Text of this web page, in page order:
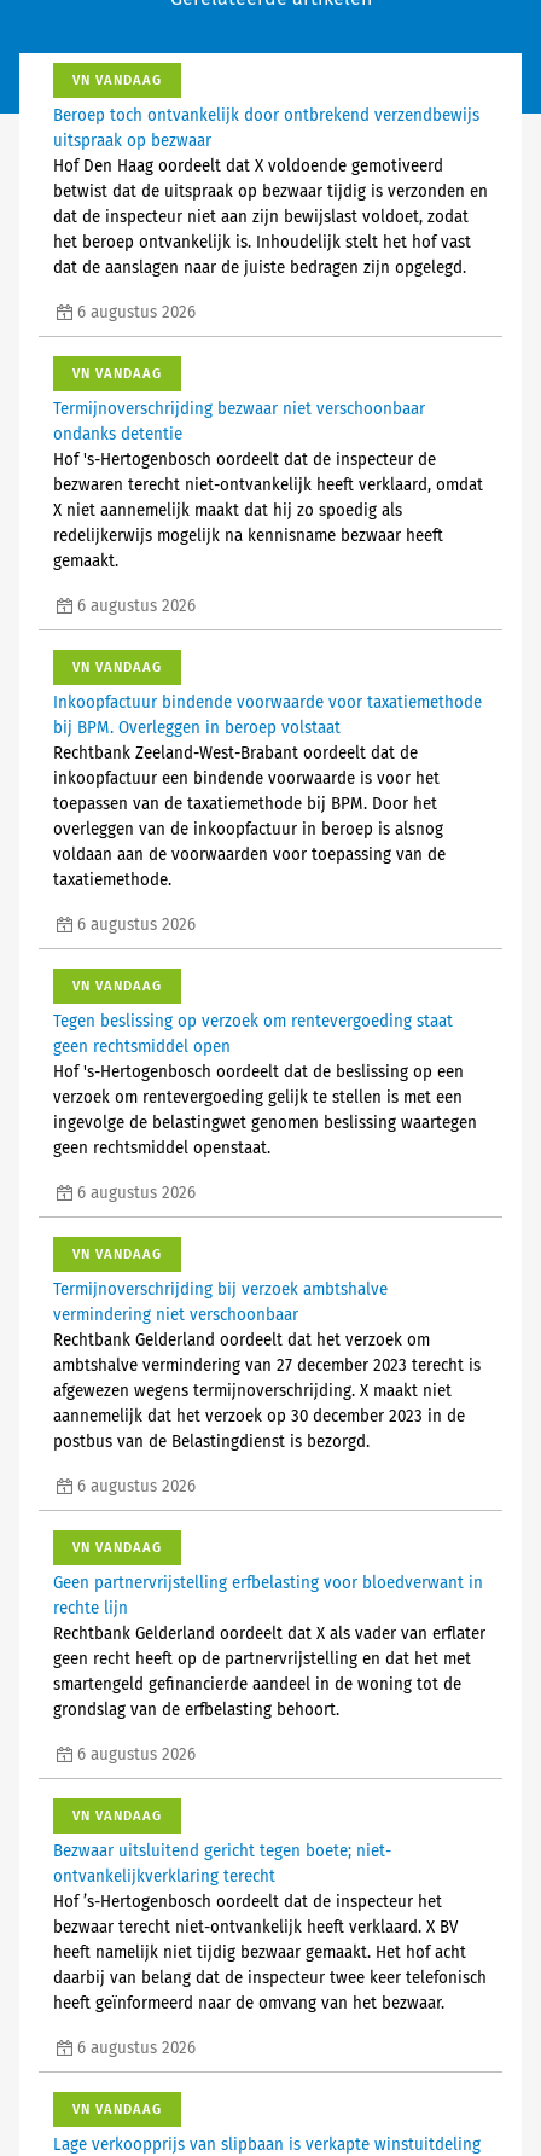
VN VANDAAG
Beroep toch ontvankelijk door ontbrekend verzendbewijs
uitspraak op bezwaar
Hof Den Haag oordeelt dat X voldoende gemotiveerd
betwist dat de uitspraak op bezwaar tijdig is verzonden en
dat de inspecteur niet aan zijn bewijslast voldoet, zodat
het beroep ontvankelijk is. Inhoudelijk stelt het hof vast
dat de aanslagen naar de juiste bedragen zijn opgelegd.
6 augustus 2026
VN VANDAAG
Termijnoverschrijding bezwaar niet verschoonbaar
ondanks detentie
Hof 's-Hertogenbosch oordeelt dat de inspecteur de
bezwaren terecht niet-ontvankelijk heeft verklaard, omdat
X niet aannemelijk maakt dat hij zo spoedig als
redelijkerwijs mogelijk na kennisname bezwaar heeft
gemaakt.
6 augustus 2026
VN VANDAAG
Inkoopfactuur bindende voorwaarde voor taxatiemethode
bij BPM. Overleggen in beroep volstaat
Rechtbank Zeeland-West-Brabant oordeelt dat de
inkoopfactuur een bindende voorwaarde is voor het
toepassen van de taxatiemethode bij BPM. Door het
overleggen van de inkoopfactuur in beroep is alsnog
voldaan aan de voorwaarden voor toepassing van de
taxatiemethode.
6 augustus 2026
VN VANDAAG
Tegen beslissing op verzoek om rentevergoeding staat
geen rechtsmiddel open
Hof 's-Hertogenbosch oordeelt dat de beslissing op een
verzoek om rentevergoeding gelijk te stellen is met een
ingevolge de belastingwet genomen beslissing waartegen
geen rechtsmiddel openstaat.
6 augustus 2026
VN VANDAAG
Termijnoverschrijding bij verzoek ambtshalve
vermindering niet verschoonbaar
Rechtbank Gelderland oordeelt dat het verzoek om
ambtshalve vermindering van 27 december 2023 terecht is
afgewezen wegens termijnoverschrijding. X maakt niet
aannemelijk dat het verzoek op 30 december 2023 in de
postbus van de Belastingdienst is bezorgd.
6 augustus 2026
VN VANDAAG
Geen partnervrijstelling erfbelasting voor bloedverwant in
rechte lijn
Rechtbank Gelderland oordeelt dat X als vader van erflater
geen recht heeft op de partnervrijstelling en dat het met
smartengeld gefinancierde aandeel in de woning tot de
grondslag van de erfbelasting behoort.
6 augustus 2026
VN VANDAAG
Bezwaar uitsluitend gericht tegen boete; niet-
ontvankelijkverklaring terecht
Hof ’s-Hertogenbosch oordeelt dat de inspecteur het
bezwaar terecht niet-ontvankelijk heeft verklaard. X BV
heeft namelijk niet tijdig bezwaar gemaakt. Het hof acht
daarbij van belang dat de inspecteur twee keer telefonisch
heeft geïnformeerd naar de omvang van het bezwaar.
6 augustus 2026
VN VANDAAG
Lage verkoopprijs van slipbaan is verkapte winstuitdeling